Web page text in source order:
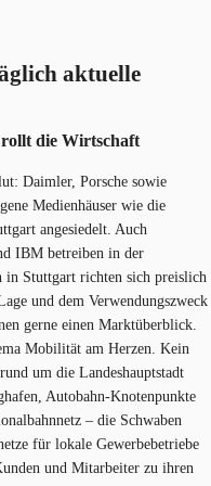
aktuelle
die Wirtschaft
Daimler, Porsche sowie
Medienhäuser wie die
angesiedelt. Auch
IBM betreiben in der
in Stuttgart richten sich preislich
und dem Verwendungszweck
gerne einen Marktüberblick.
Mobilität am Herzen. Kein
um die Landeshauptstadt
Autobahn-Knotenpunkte
– die Schwaben
für lokale Gewerbebetriebe
und Mitarbeiter zu ihren